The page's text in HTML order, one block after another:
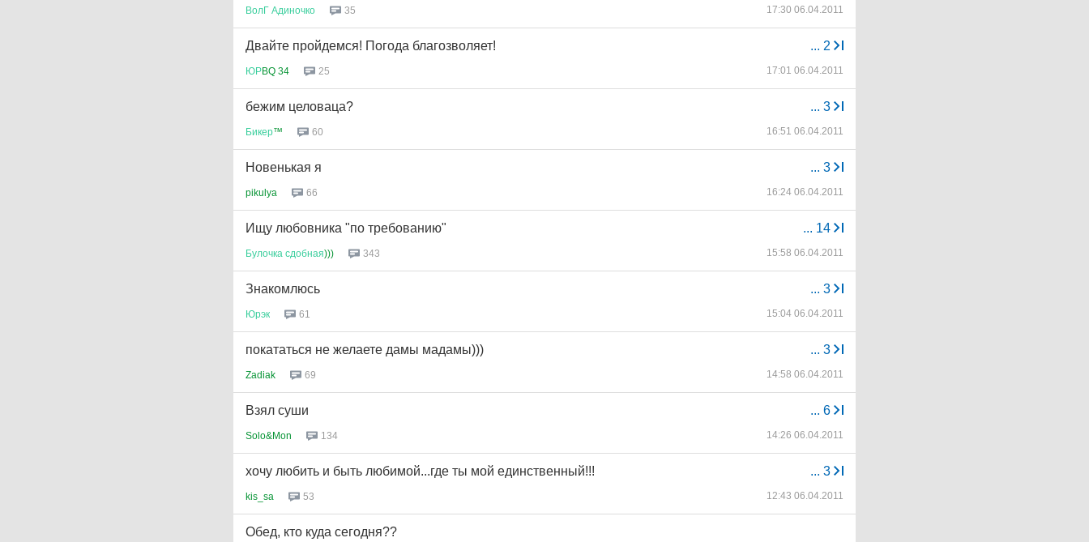
ВолГ Адиночко 35 17:30 06.04.2011
... 2
Двайте пройдемся! Погода благозволяет!
ЮРBQ 34 25 17:01 06.04.2011
... 3
бежим целоваца?
Бикер™ 60 16:51 06.04.2011
... 3
Новенькая я
pikulya 66 16:24 06.04.2011
... 14
Ищу любовника "по требованию"
Булочка сдобная))) 343 15:58 06.04.2011
... 3
Знакомлюсь
Юрэк 61 15:04 06.04.2011
... 3
покататься не желаете дамы мадамы)))
Zadiak 69 14:58 06.04.2011
... 6
Взял суши
Solo&Mon 134 14:26 06.04.2011
... 3
хочу любить и быть любимой...где ты мой единственный!!!
kis_sa 53 12:43 06.04.2011
Обед, кто куда сегодня??